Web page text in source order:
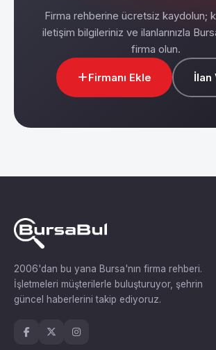
Firma rehberine ücretsiz kaydolun;
iletişim bilgileriniz ve ilanlarınızla
firma olun.
Firmanı Ekle İlan
2006'dan bu yana Bursa'nın firma rehberi.
İşletmeleri müşterilerle buluşturuyor, şehrin
güncel haberlerini takip ediyoruz.